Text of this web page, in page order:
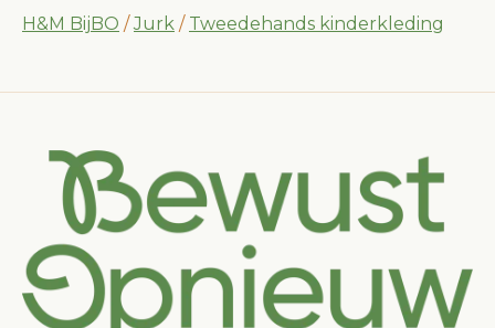
H&M BijBO /Jurk / Tweedehands kinderkleding